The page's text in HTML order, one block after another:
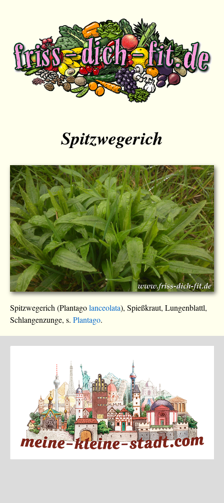
Spitzwegerich
Spitzwegerich (Plantagolanceolata), Spießkraut, Lungenblattl,
Schlangenzunge, s. Plantago.